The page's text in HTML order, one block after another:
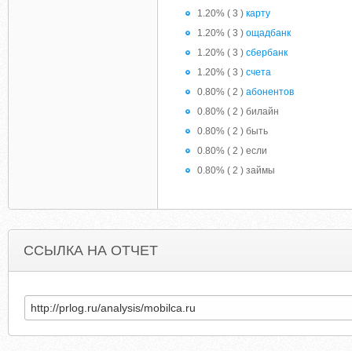
1.20% ( 3 ) карту
1.20% ( 3 ) ощадбанк
1.20% ( 3 ) сбербанк
1.20% ( 3 ) счета
0.80% ( 2 ) абонентов
0.80% ( 2 ) билайн
0.80% ( 2 ) быть
0.80% ( 2 ) если
0.80% ( 2 ) займы
ССЫЛКА НА ОТЧЕТ